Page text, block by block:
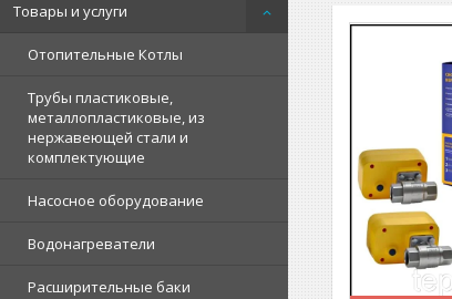
Товары и услуги
Отопительные Котлы
Трубы пластиковые,
металлопластиковые, из
нержавеющей стали и
комплектующие
Насосное оборудование
Водонагреватели
Расширительные баки